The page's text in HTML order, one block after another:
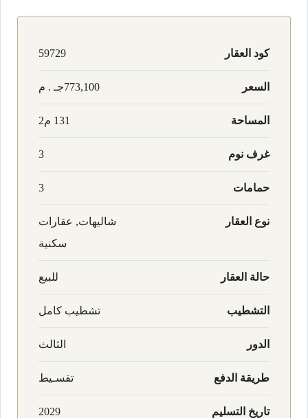
كود العقار 59729
السعر 773,100جـ . م
المساحة 131 م2
غرف نوم 3
حمامات 3
نوع العقار
شاليهات, عقارات
سكنية
حالة العقار للبيع
التشطيب تشطيب كامل
الدور الثالث
طريقة الدفع تقسـيط
تاريخ التسليم 2029